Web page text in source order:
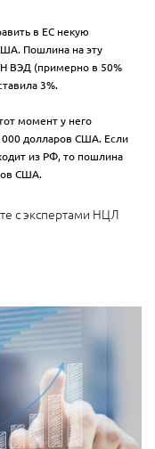
в ЕС некую
Пошлина на эту
ВЭД (примерно в 50%
3%.
момент у него
000 долларов США. Если
из РФ, то пошлина
США.
с экспертами НЦЛ